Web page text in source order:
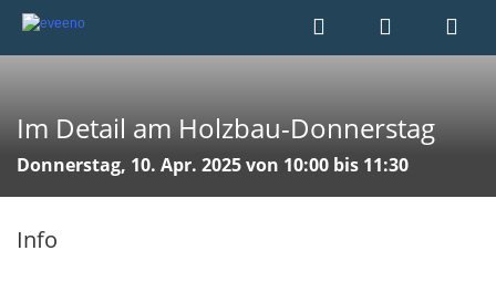
Im Detail am Holzbau-Donnerstag
Donnerstag, 10. Apr. 2025 von 10:00 bis 11:30
Info